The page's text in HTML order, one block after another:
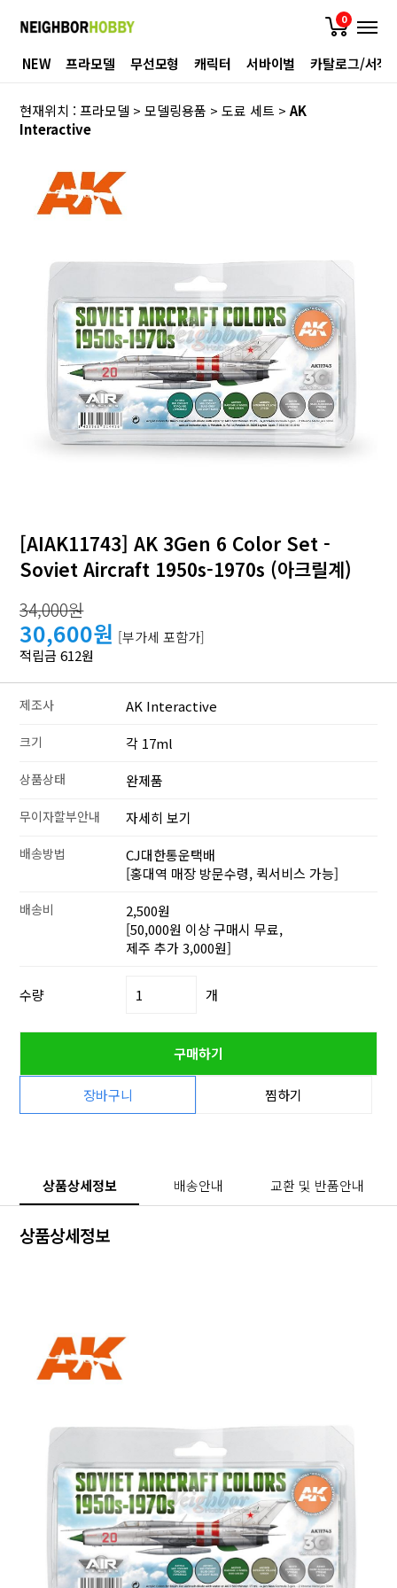
0
NEW 프라모델 무선모형 캐릭터 서바이벌 카탈로그/서적
현재위치 :프라모델 >모델링용품 >도료 세트 >AK
Interactive
[AIAK11743] AK 3Gen 6 Color Set -
Soviet Aircraft 1950s-1970s (아크릴계)
34,000원
30,600원 [부가세 포함가]
적립금 612원
제조사 AK Interactive
크기 각 17ml
상품상태 완제품
무이자할부안내 자세히 보기
배송방법
CJ대한통운택배
[홍대역 매장 방문수령, 퀵서비스 가능]
배송비
2,500원
[50,000원 이상 구매시 무료,
제주 추가 3,000원]
수량 개
구매하기
장바구니 찜하기
상품상세정보 배송안내 교환 및 반품안내
상품상세정보